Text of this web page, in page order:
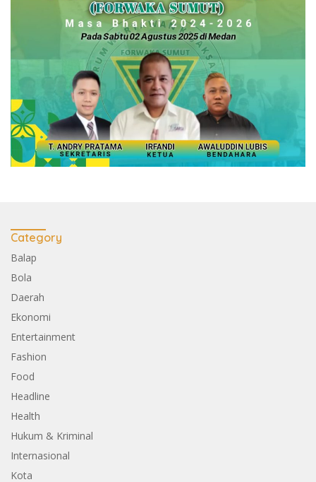
Category
Balap
Bola
Daerah
Ekonomi
Entertainment
Fashion
Food
Headline
Health
Hukum & Kriminal
Internasional
Kota